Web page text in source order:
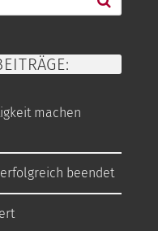
machen
erfolgreich beendet